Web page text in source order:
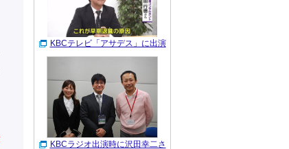
KBCテレビ「アサデス」に出演
KBCラジオ出演時に沢田幸二さ